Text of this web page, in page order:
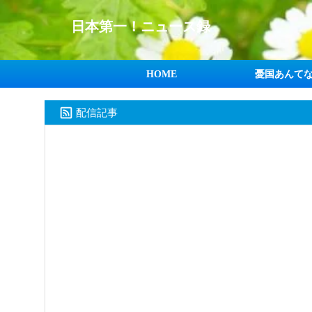
日本第一！ニュース録
HOME 憂国あんて
配信記事